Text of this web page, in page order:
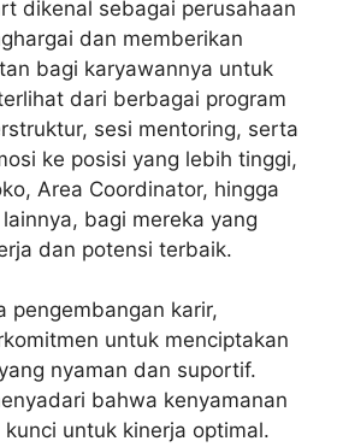
dikenal sebagai perusahaan
dan memberikan
bagi karyawannya untuk
dari berbagai program
sesi mentoring, serta
ke posisi yang lebih tinggi,
Area Coordinator, hingga
bagi mereka yang
dan potensi terbaik.
pengembangan karir,
untuk menciptakan
nyaman dan suportif.
bahwa kenyamanan
untuk kinerja optimal.